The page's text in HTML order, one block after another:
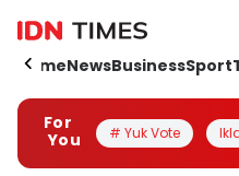
HomeNewsBusinessSport
For
You
# Yuk Vote